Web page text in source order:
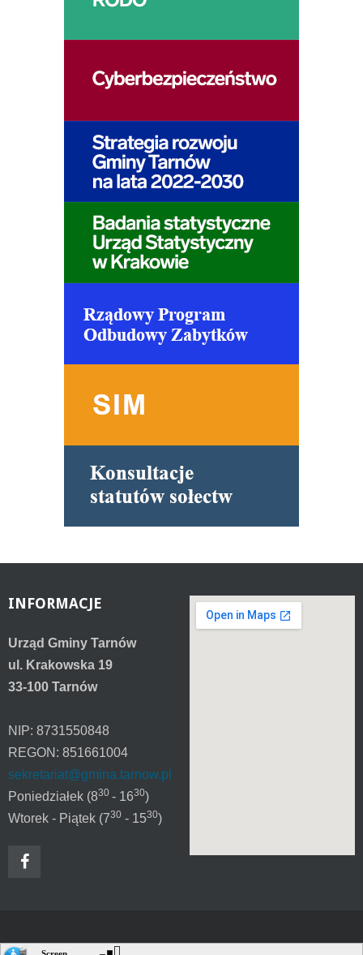
INFORMACJE
Urząd Gminy Tarnów
ul. Krakowska 19
33-100 Tarnów
NIP: 8731550848
REGON: 851661004
sekretariat@gmina.tarnow.pl
Poniedziałek (830 - 1630)
Wtorek - Piątek (730 - 1530)